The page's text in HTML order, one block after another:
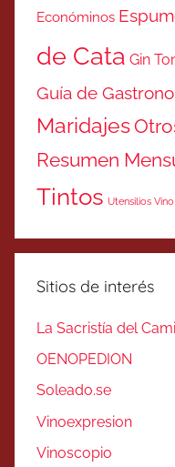
Económinos
de Cata Gin
Guía de
Maridajes
Resumen
Tintos Utensilios Vino
Sitios de interés
La Sacristía del
OENOPEDION
Soleado.se
Vinoexpresion
Vinoscopio